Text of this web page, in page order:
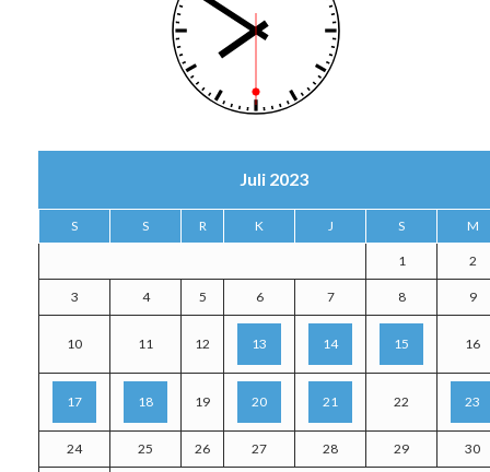
Juli 2023
S S R K J S M
1 2
3 4 5 6 7 8 9
10 11 12 13 14 15 16
17 18 19 20 21 22 23
24 25 26 27 28 29 30